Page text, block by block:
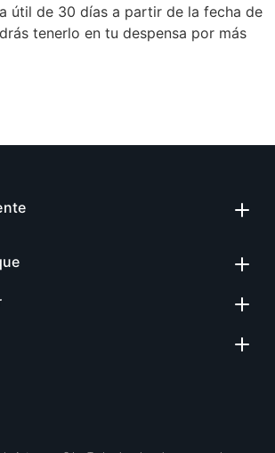
útil de 30 días a partir de la fecha de
tenerlo en tu despensa por más